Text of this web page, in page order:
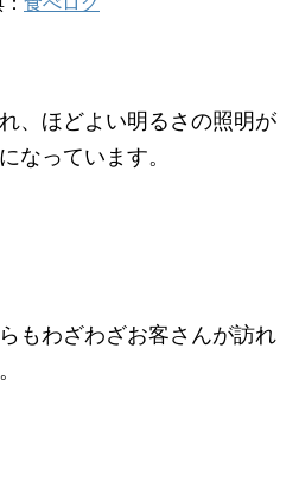
、ほどよい明るさの照明が
なっています。
もわざわざお客さんが訪れ